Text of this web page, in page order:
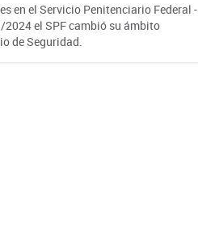
en el Servicio Penitenciario Federal -
2024 el SPF cambió su ámbito
de Seguridad.